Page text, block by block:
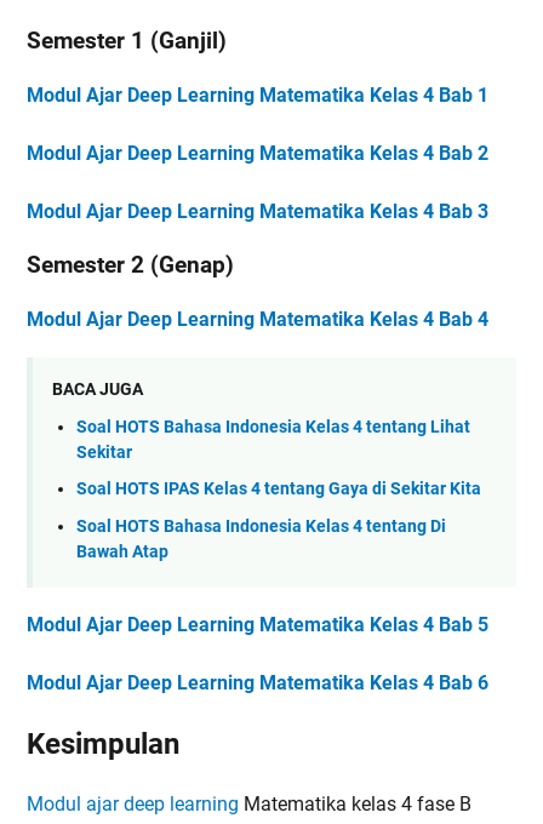
Semester 1 (Ganjil)
Modul Ajar Deep Learning Matematika Kelas 4 Bab 1
Modul Ajar Deep Learning Matematika Kelas 4 Bab 2
Modul Ajar Deep Learning Matematika Kelas 4 Bab 3
Semester 2 (Genap)
Modul Ajar Deep Learning Matematika Kelas 4 Bab 4
BACA JUGA
Soal HOTS Bahasa Indonesia Kelas 4 tentang Lihat
Sekitar
Soal HOTS IPAS Kelas 4 tentang Gaya di Sekitar Kita
Soal HOTS Bahasa Indonesia Kelas 4 tentang Di
Bawah Atap
Modul Ajar Deep Learning Matematika Kelas 4 Bab 5
Modul Ajar Deep Learning Matematika Kelas 4 Bab 6
Kesimpulan
Modul ajar deep learning Matematika kelas 4 fase B